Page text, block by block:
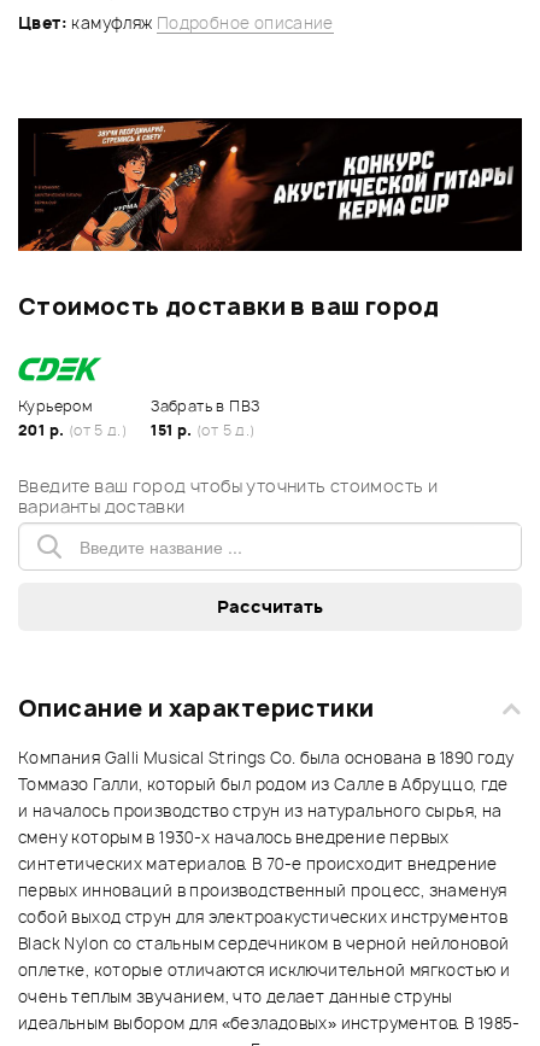
Цвет: камуфляж Подробное описание
Стоимость доставки в ваш город
Курьером
201 р. (от 5 д.)
Забрать в ПВЗ
151 р. (от 5 д.)
Введите ваш город чтобы уточнить стоимость и
варианты доставки
Описание и характеристики
Компания Galli Musical Strings Co. была основана в 1890 году
Томмазо Галли, который был родом из Салле в Абруццо, где
и началось производство струн из натурального сырья, на
смену которым в 1930-х началось внедрение первых
синтетических материалов. В 70-е происходит внедрение
первых инноваций в производственный процесс, знаменуя
собой выход струн для электроакустических инструментов
Black Nylon со стальным сердечником в черной нейлоновой
оплетке, которые отличаются исключительной мягкостью и
очень теплым звучанием, что делает данные струны
идеальным выбором для «безладовых» инструментов. В 1985-